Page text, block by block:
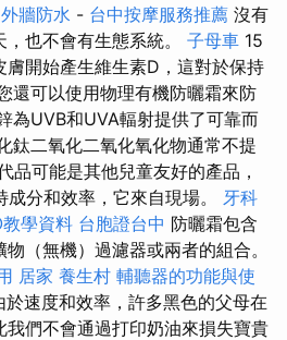
外牆防水 - 台中按摩服務推薦 沒有
也不會有生態系統。 子母車 15
開始產生維生素D，這對於保持
還可以使用物理有機防曬霜來防
為UVB和UVA輻射提供了可靠而
鈦二氧化二氧化氧化物通常不提
品可能是其他兒童友好的產品，
分和效率，它來自現場。 牙科
學資料 台胞證台中 防曬霜包含
（無機）過濾器或兩者的組合。
居家 養生村 輔聽器的功能與使
於速度和效率，許多黑色的父母在
我們不會通過打印奶油來損失寶貴